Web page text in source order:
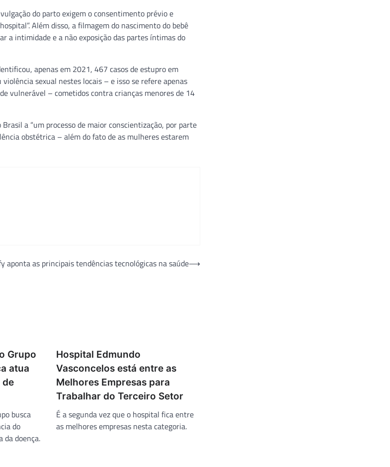
do parto exigem o consentimento prévio e
Além disso, a filmagem do nascimento do bebê
a intimidade e a não exposição das partes íntimas do
apenas em 2021, 467 casos de estupro em
sexual nestes locais – e isso se refere apenas
vulnerável – cometidos contra crianças menores de 14
a “um processo de maior conscientização, por parte
obstétrica – além do fato de as mulheres estarem
aponta as principais tendências tecnológicas na saúde⟶
Grupo
atua
de
busca
do
da doença.
Hospital Edmundo
Vasconcelos está entre as
Melhores Empresas para
Trabalhar do Terceiro Setor
É a segunda vez que o hospital fica entre
as melhores empresas nesta categoria.